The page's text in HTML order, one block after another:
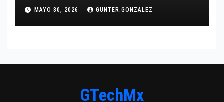
MAYO 30, 2026 GUNTER.GONZALEZ
GTechMx